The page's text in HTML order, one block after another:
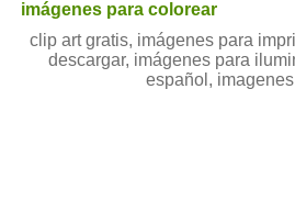
imágenes para colorear
clip art gratis, imágenes para
descargar, imágenes para
español,